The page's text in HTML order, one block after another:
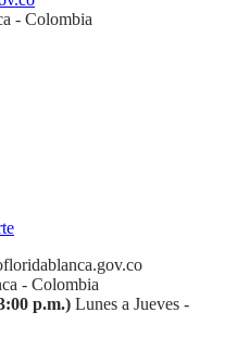
- Colombia
- Colombia
p.m.) Lunes a Jueves -